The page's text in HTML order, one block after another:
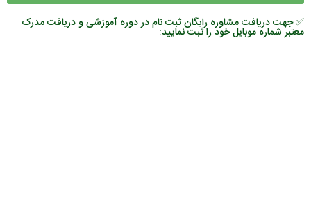
✅ جهت دریافت مشاوره رایگان ثبت نام در دوره آموزشی و دریافت مدرک
معتبر شماره موبایل خود را ثبت نمایید: